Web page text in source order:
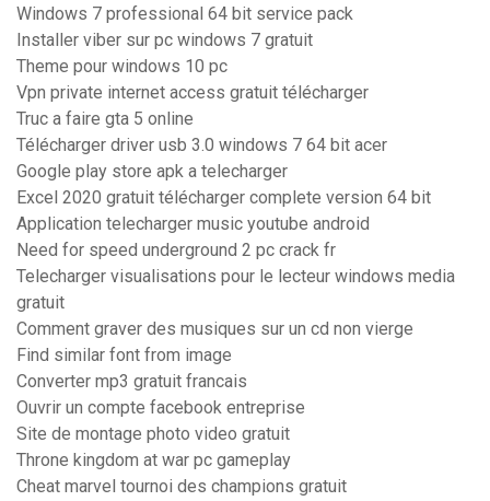
Windows 7 professional 64 bit service pack
Installer viber sur pc windows 7 gratuit
Theme pour windows 10 pc
Vpn private internet access gratuit télécharger
Truc a faire gta 5 online
Télécharger driver usb 3.0 windows 7 64 bit acer
Google play store apk a telecharger
Excel 2020 gratuit télécharger complete version 64 bit
Application telecharger music youtube android
Need for speed underground 2 pc crack fr
Telecharger visualisations pour le lecteur windows media
gratuit
Comment graver des musiques sur un cd non vierge
Find similar font from image
Converter mp3 gratuit francais
Ouvrir un compte facebook entreprise
Site de montage photo video gratuit
Throne kingdom at war pc gameplay
Cheat marvel tournoi des champions gratuit